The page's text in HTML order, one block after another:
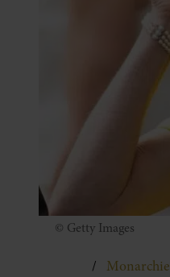
© Getty Images
Monarchie